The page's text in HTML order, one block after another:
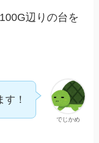
辺りの台を
でじかめ
！